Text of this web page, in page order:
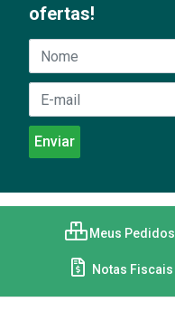
ofertas!
Meus Pedidos
Notas Fiscais